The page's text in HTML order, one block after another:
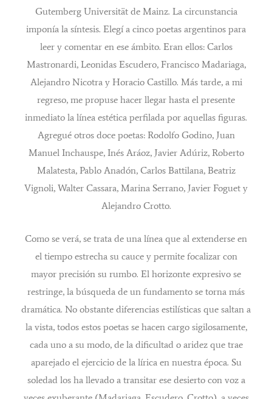
Gutemberg Universität de Mainz. La circunstancia
imponía la síntesis. Elegí a cinco poetas argentinos para
leer y comentar en ese ámbito. Eran ellos: Carlos
Mastronardi, Leonidas Escudero, Francisco Madariaga,
Alejandro Nicotra y Horacio Castillo. Más tarde, a mi
regreso, me propuse hacer llegar hasta el presente
inmediato la línea estética perfilada por aquellas figuras.
Agregué otros doce poetas: Rodolfo Godino, Juan
Manuel Inchauspe, Inés Aráoz, Javier Adúriz, Roberto
Malatesta, Pablo Anadón, Carlos Battilana, Beatriz
Vignoli, Walter Cassara, Marina Serrano, Javier Foguet y
Alejandro Crotto.
Como se verá, se trata de una línea que al extenderse en
el tiempo estrecha su cauce y permite focalizar con
mayor precisión su rumbo. El horizonte expresivo se
restringe, la búsqueda de un fundamento se torna más
dramática. No obstante diferencias estilísticas que saltan a
la vista, todos estos poetas se hacen cargo sigilosamente,
cada uno a su modo, de la dificultad o aridez que trae
aparejado el ejercicio de la lírica en nuestra época. Su
soledad los ha llevado a transitar ese desierto con voz a